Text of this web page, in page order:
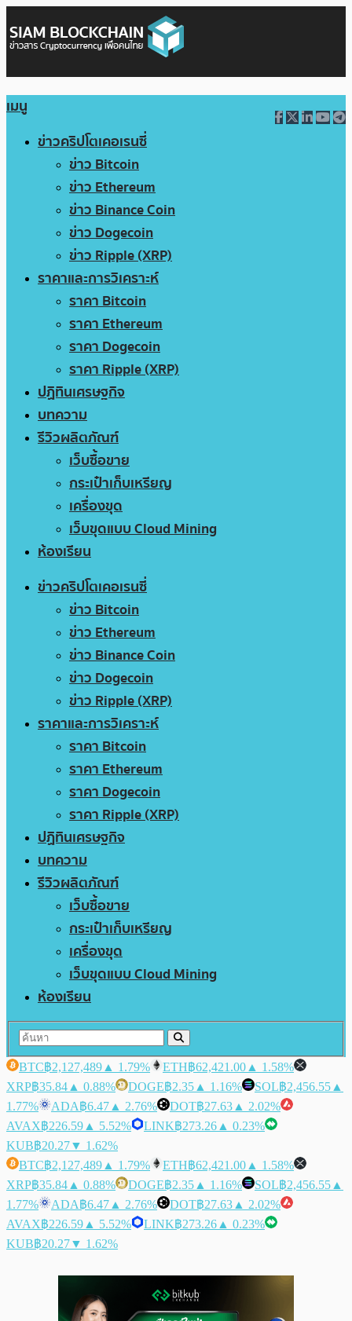
เมนู
ข่าวคริปโตเคอเรนซี่
ข่าว Bitcoin
ข่าว Ethereum
ข่าว Binance Coin
ข่าว Dogecoin
ข่าว Ripple (XRP)
ราคาและการวิเคราะห์
ราคา Bitcoin
ราคา Ethereum
ราคา Dogecoin
ราคา Ripple (XRP)
ปฏิทินเศรษฐกิจ
บทความ
รีวิวผลิตภัณฑ์
เว็บซื้อขาย
กระเป๋าเก็บเหรียญ
เครื่องขุด
เว็บขุดแบบ Cloud Mining
ห้องเรียน
ข่าวคริปโตเคอเรนซี่
ข่าว Bitcoin
ข่าว Ethereum
ข่าว Binance Coin
ข่าว Dogecoin
ข่าว Ripple (XRP)
ราคาและการวิเคราะห์
ราคา Bitcoin
ราคา Ethereum
ราคา Dogecoin
ราคา Ripple (XRP)
ปฏิทินเศรษฐกิจ
บทความ
รีวิวผลิตภัณฑ์
เว็บซื้อขาย
กระเป๋าเก็บเหรียญ
เครื่องขุด
เว็บขุดแบบ Cloud Mining
ห้องเรียน
BTC฿2,127,489 ▲ 1.79% ETH฿62,421.00 ▲ 1.58%
XRP฿35.84 ▲ 0.88% DOGE฿2.35 ▲ 1.16% SOL฿2,456.55 ▲
1.77%
ADA฿6.47 ▲ 2.76% DOT฿27.63 ▲ 2.02%
AVAX฿226.59 ▲ 5.52% LINK฿273.26 ▲ 0.23%
KUB฿20.27▼ 1.62%
BTC฿2,127,489 ▲ 1.79% ETH฿62,421.00 ▲ 1.58%
XRP฿35.84 ▲ 0.88% DOGE฿2.35 ▲ 1.16% SOL฿2,456.55 ▲
1.77%
ADA฿6.47 ▲ 2.76% DOT฿27.63 ▲ 2.02%
AVAX฿226.59 ▲ 5.52% LINK฿273.26 ▲ 0.23%
KUB฿20.27▼ 1.62%